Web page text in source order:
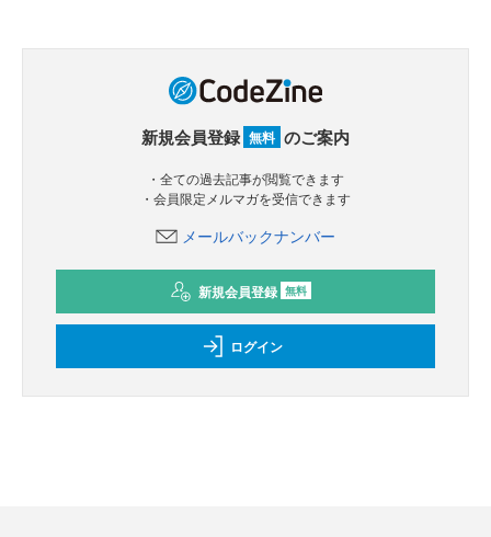
新規会員登録 無料 のご案内
・全ての過去記事が閲覧できます
・会員限定メルマガを受信できます
メールバックナンバー
新規会員登録 無料
ログイン